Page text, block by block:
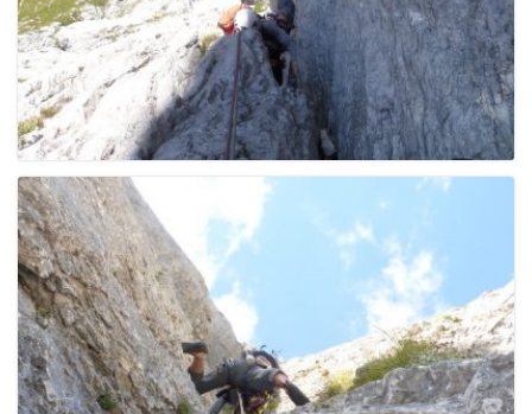
t
i
n